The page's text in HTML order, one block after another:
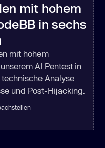
mit hohem
in sechs
mit hohem
AI Pentest in
Analyse
und Post-Hijacking.